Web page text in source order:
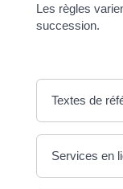
Les règles
succession.
Textes de
Services en